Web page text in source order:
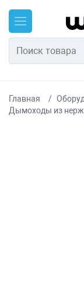
Главная
Дымоходы из